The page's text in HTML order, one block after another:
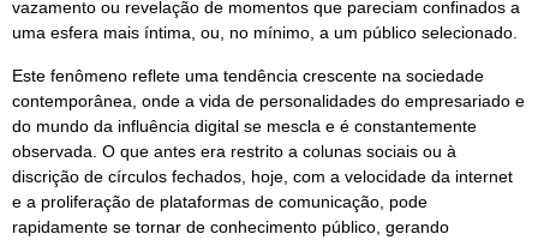
vazamento ou revelação de momentos que pareciam confinados a
uma esfera mais íntima, ou, no mínimo, a um público selecionado.
Este fenômeno reflete uma tendência crescente na sociedade
contemporânea, onde a vida de personalidades do empresariado e
do mundo da influência digital se mescla e é constantemente
observada. O que antes era restrito a colunas sociais ou à
discrição de círculos fechados, hoje, com a velocidade da internet
e a proliferação de plataformas de comunicação, pode
rapidamente se tornar de conhecimento público, gerando